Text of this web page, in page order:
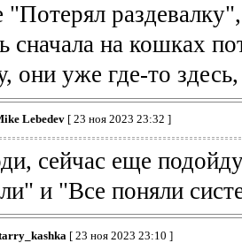
сначала на кошках
они уже где-то
Lebedev[ 23 ноя 2023 23:32 ]
сейчас еще
и "Все поняли
[ 23 ноя 2023 23:10 ]